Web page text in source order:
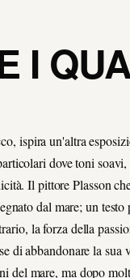
I
ispira un'altra
dove toni
Il pittore Plasson
dal mare; un
la forza della
di abbandonare la
del mare, ma dopo